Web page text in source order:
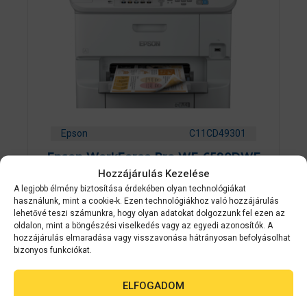
Hozzájárulás Kezelése
A legjobb élmény biztosítása érdekében olyan technológiákat
használunk, mint a cookie-k. Ezen technológiákhoz való hozzájárulás
lehetővé teszi számunkra, hogy olyan adatokat dolgozzunk fel ezen az
oldalon, mint a böngészési viselkedés vagy az egyedi azonosítók. A
hozzájárulás elmaradása vagy visszavonása hátrányosan befolyásolhat
bizonyos funkciókat.
ELFOGADOM
Epson C11CD49301
Epson WorkForce Pro WF-6590DWF
0
a
z
5
-
b
Érdeklődjön
AJÁNLATOT KÉREK